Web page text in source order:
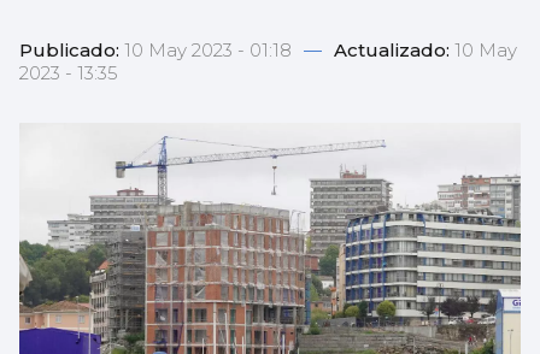
Publicado: 10 May 2023 - 01:18 — Actualizado: 10 May
2023 - 13:35